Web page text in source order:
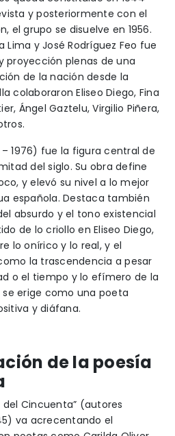
y posteriormente con el
el grupo se disuelve en 1956.
Lima y José Rodríguez Feo fue
proyección plenas de una
de la nación desde la
colaboraron Eliseo Diego, Fina
Ángel Gaztelu, Virgilio Piñera,
– 1976) fue la figura central de
del siglo. Su obra define
y elevó su nivel a lo mejor
española. Destaca también
absurdo y el tono existencial
de lo criollo en Eliseo Diego,
lo onírico y lo real, y el
la trascendencia a pesar
o el tiempo y lo efímero de la
se erige como una poeta
y diáfana.
de la poesía
del Cincuenta” (autores
va acrecentando el